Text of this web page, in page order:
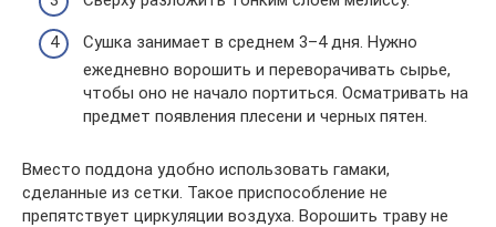
Сушка занимает в среднем 3–4 дня. Нужно
ежедневно ворошить и переворачивать сырье,
чтобы оно не начало портиться. Осматривать на
предмет появления плесени и черных пятен.
Вместо поддона удобно использовать гамаки,
сделанные из сетки. Такое приспособление не
препятствует циркуляции воздуха. Ворошить траву не